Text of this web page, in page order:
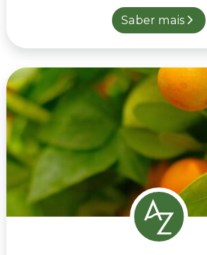
Saber mais